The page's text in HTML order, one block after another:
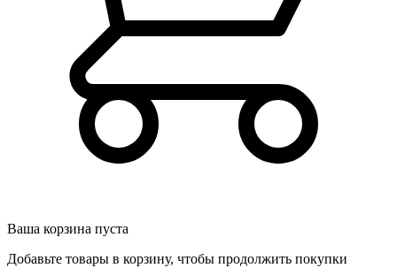
Ваша корзина пуста
Добавьте товары в корзину, чтобы продолжить покупки